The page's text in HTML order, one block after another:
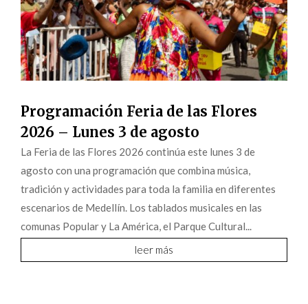
Programación Feria de las Flores
2026 – Lunes 3 de agosto
La Feria de las Flores 2026 continúa este lunes 3 de
agosto con una programación que combina música,
tradición y actividades para toda la familia en diferentes
escenarios de Medellín. Los tablados musicales en las
comunas Popular y La América, el Parque Cultural...
leer más